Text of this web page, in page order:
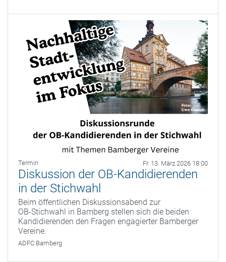
Termin Fr. 13. März 2026 18:00
Diskussion der OB-Kandidierenden
in der Stichwahl
Beim öffentlichen Diskussionsabend zur
OB‑Stichwahl in Bamberg stellen sich die beiden
Kandidierenden den Fragen engagierter Bamberger
Vereine.
ADFC Bamberg